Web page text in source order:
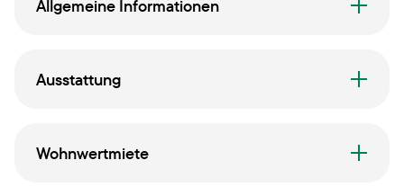
Allgemeine Informationen
Ausstattung
Wohnwertmiete